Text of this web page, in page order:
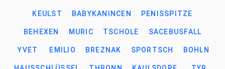
KEULST BABYKANINCEN PENISSPITZE
BEHEXEN MURIC TSCHOLE SACEBUSFALL
YVET EMILIO BREZNAK SPORTSCH BOHLN